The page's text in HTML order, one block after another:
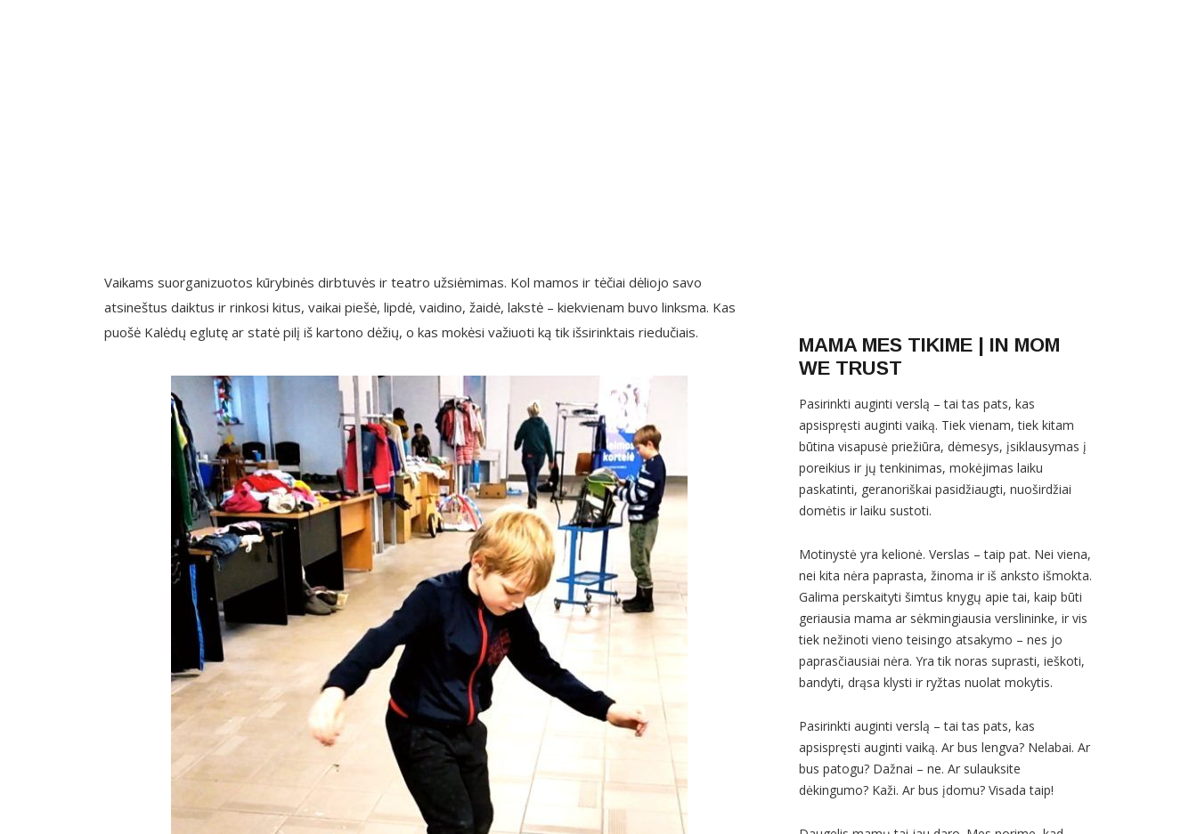
Vaikams suorganizuotos kūrybinės dirbtuvės ir teatro užsiėmimas. Kol mamos ir tėčiai dėliojo savo
atsineštus daiktus ir rinkosi kitus, vaikai piešė, lipdė, vaidino, žaidė, lakstė – kiekvienam buvo linksma. Kas
puošė Kalėdų eglutę ar statė pilį iš kartono dėžių, o kas mokėsi važiuoti ką tik išsirinktais riedučiais.
MAMA MES TIKIME | IN MOM
WE TRUST
Pasirinkti auginti verslą – tai tas pats, kas
apsispręsti auginti vaiką. Tiek vienam, tiek kitam
būtina visapusė priežiūra, dėmesys, įsiklausymas į
poreikius ir jų tenkinimas, mokėjimas laiku
paskatinti, geranoriškai pasidžiaugti, nuoširdžiai
domėtis ir laiku sustoti.
Motinystė yra kelionė. Verslas – taip pat. Nei viena,
nei kita nėra paprasta, žinoma ir iš anksto išmokta.
Galima perskaityti šimtus knygų apie tai, kaip būti
geriausia mama ar sėkmingiausia verslininke, ir vis
tiek nežinoti vieno teisingo atsakymo – nes jo
paprasčiausiai nėra. Yra tik noras suprasti, ieškoti,
bandyti, drąsa klysti ir ryžtas nuolat mokytis.
Pasirinkti auginti verslą – tai tas pats, kas
apsispręsti auginti vaiką. Ar bus lengva? Nelabai. Ar
bus patogu? Dažnai – ne. Ar sulauksite
dėkingumo? Kaži. Ar bus įdomu? Visada taip!